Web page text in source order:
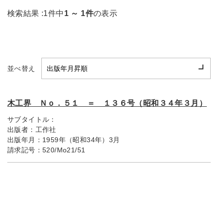
検索結果 :1件中 1 ～ 1件の表示
並べ替え
木工界 Ｎｏ．５１ ＝ １３６号（昭和３４年３月）
サブタイトル：
出版者： 工作社
出版年月： 1959年（昭和34年）3月
請求記号： 520/Mo21/51